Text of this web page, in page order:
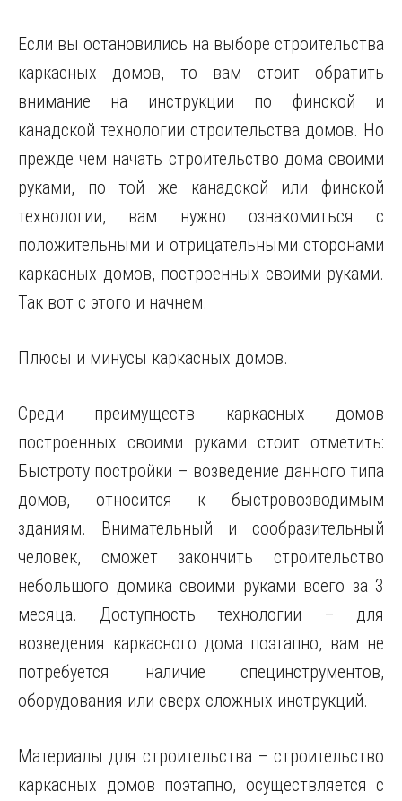
Если вы остановились на выборе строительства
каркасных домов, то вам стоит обратить
внимание на инструкции по финской и
канадской технологии строительства домов. Но
прежде чем начать строительство дома своими
руками, по той же канадской или финской
технологии, вам нужно ознакомиться с
положительными и отрицательными сторонами
каркасных домов, построенных своими руками.
Так вот с этого и начнем.
Плюсы и минусы каркасных домов.
Среди преимуществ каркасных домов
построенных своими руками стоит отметить:
Быстроту постройки – возведение данного типа
домов, относится к быстровозводимым
зданиям. Внимательный и сообразительный
человек, сможет закончить строительство
небольшого домика своими руками всего за 3
месяца. Доступность технологии – для
возведения каркасного дома поэтапно, вам не
потребуется наличие специнструментов,
оборудования или сверх сложных инструкций.
Материалы для строительства – строительство
каркасных домов поэтапно, осуществляется с